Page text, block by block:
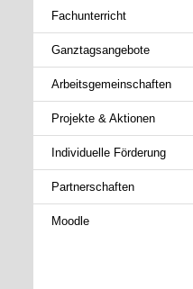
überspringen
Fachunterricht
Ganztagsangebote
Arbeitsgemeinschaften
Projekte & Aktionen
Individuelle Förderung
Partnerschaften
Moodle